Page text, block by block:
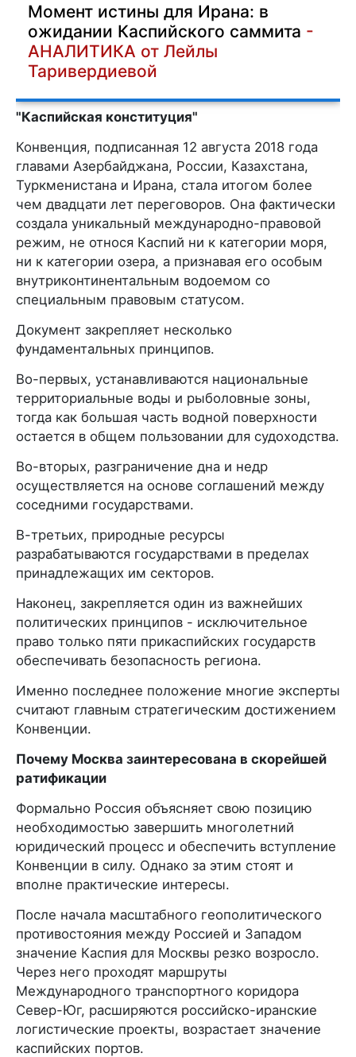
Момент истины для Ирана: в
ожидании Каспийского саммита -
АНАЛИТИКА от Лейлы
Таривердиевой
"Каспийская конституция"
Конвенция, подписанная 12 августа 2018 года
главами Азербайджана, России, Казахстана,
Туркменистана и Ирана, стала итогом более
чем двадцати лет переговоров. Она фактически
создала уникальный международно-правовой
режим, не относя Каспий ни к категории моря,
ни к категории озера, а признавая его особым
внутриконтинентальным водоемом со
специальным правовым статусом.
Документ закрепляет несколько
фундаментальных принципов.
Во-первых, устанавливаются национальные
территориальные воды и рыболовные зоны,
тогда как большая часть водной поверхности
остается в общем пользовании для судоходства.
Во-вторых, разграничение дна и недр
осуществляется на основе соглашений между
соседними государствами.
В-третьих, природные ресурсы
разрабатываются государствами в пределах
принадлежащих им секторов.
Наконец, закрепляется один из важнейших
политических принципов - исключительное
право только пяти прикаспийских государств
обеспечивать безопасность региона.
Именно последнее положение многие эксперты
считают главным стратегическим достижением
Конвенции.
Почему Москва заинтересована в скорейшей
ратификации
Формально Россия объясняет свою позицию
необходимостью завершить многолетний
юридический процесс и обеспечить вступление
Конвенции в силу. Однако за этим стоят и
вполне практические интересы.
После начала масштабного геополитического
противостояния между Россией и Западом
значение Каспия для Москвы резко возросло.
Через него проходят маршруты
Международного транспортного коридора
Север-Юг, расширяются российско-иранские
логистические проекты, возрастает значение
каспийских портов.